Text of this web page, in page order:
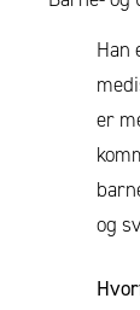
Han
er
og